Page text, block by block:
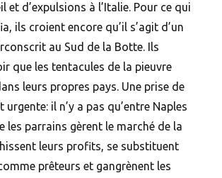
et d’expulsions à l’Italie. Pour ce qui
ils croient encore qu’il s’agit d’un
au Sud de la Botte. Ils
que les tentacules de la pieuvre
leurs propres pays. Une prise de
urgente: il n’y a pas qu’entre Naples
les parrains gèrent le marché de la
leurs profits, se substituent
prêteurs et gangrènent les